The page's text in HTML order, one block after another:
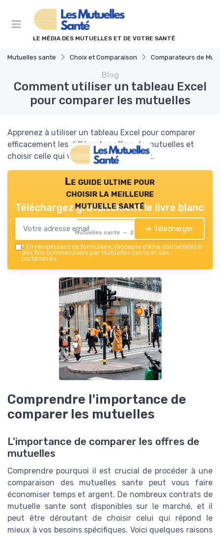
LE MÉDIA DES MUTUELLES ET DE VOTRE SANTÉ
Mutuelles sante Choix et Comparaison Comparateurs de Mutuelles
Blog
Comment utiliser un tableau Excel
pour comparer les mutuelles
Apprenez à utiliser un tableau Excel pour comparer
efficacement les différentes offres de mutuelles et
choisir celle qui vous convient le mieux.
Le guide ultime pour
choisir la meilleure
mutuelle santé
Mutuelles sante — 2026
Téléchargez gratuitement le livre blanc
➔ Télécharger
* En remplissant ce formulaire, j’accepte d’être contacté(e) à
des fins commerciales par Mutuelles sante et ses
partenaires.
Comprendre l'importance de
comparer les mutuelles
L'importance de comparer les offres de
mutuelles
Comprendre pourquoi il est crucial de procéder à une
comparaison des mutuelles sante peut vous faire
économiser temps et argent. De nombreux contrats de
mutuelle sante sont disponibles sur le marché, et il
peut être déroutant de choisir celui qui répond le
mieux à vos besoins spécifiques. Voici quelques raisons